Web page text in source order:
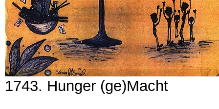
1743. Hunger (ge)Macht